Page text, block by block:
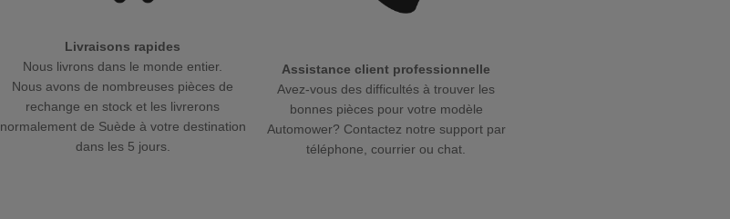
Livraisons rapides
Nous livrons dans le monde entier.
Nous avons de nombreuses pièces de
rechange en stock et les livrerons
normalement de Suède à votre destination
dans les 5 jours.
Assistance client professionnelle
Avez-vous des difficultés à trouver les
bonnes pièces pour votre modèle
Automower? Contactez notre support par
téléphone, courrier ou chat.